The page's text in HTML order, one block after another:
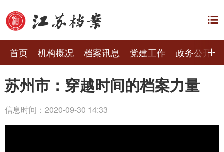
首页 机构概况 档案讯息 党建工作 政务公开
苏州市：穿越时间的档案力量
信息时间：2020-09-30 14:33